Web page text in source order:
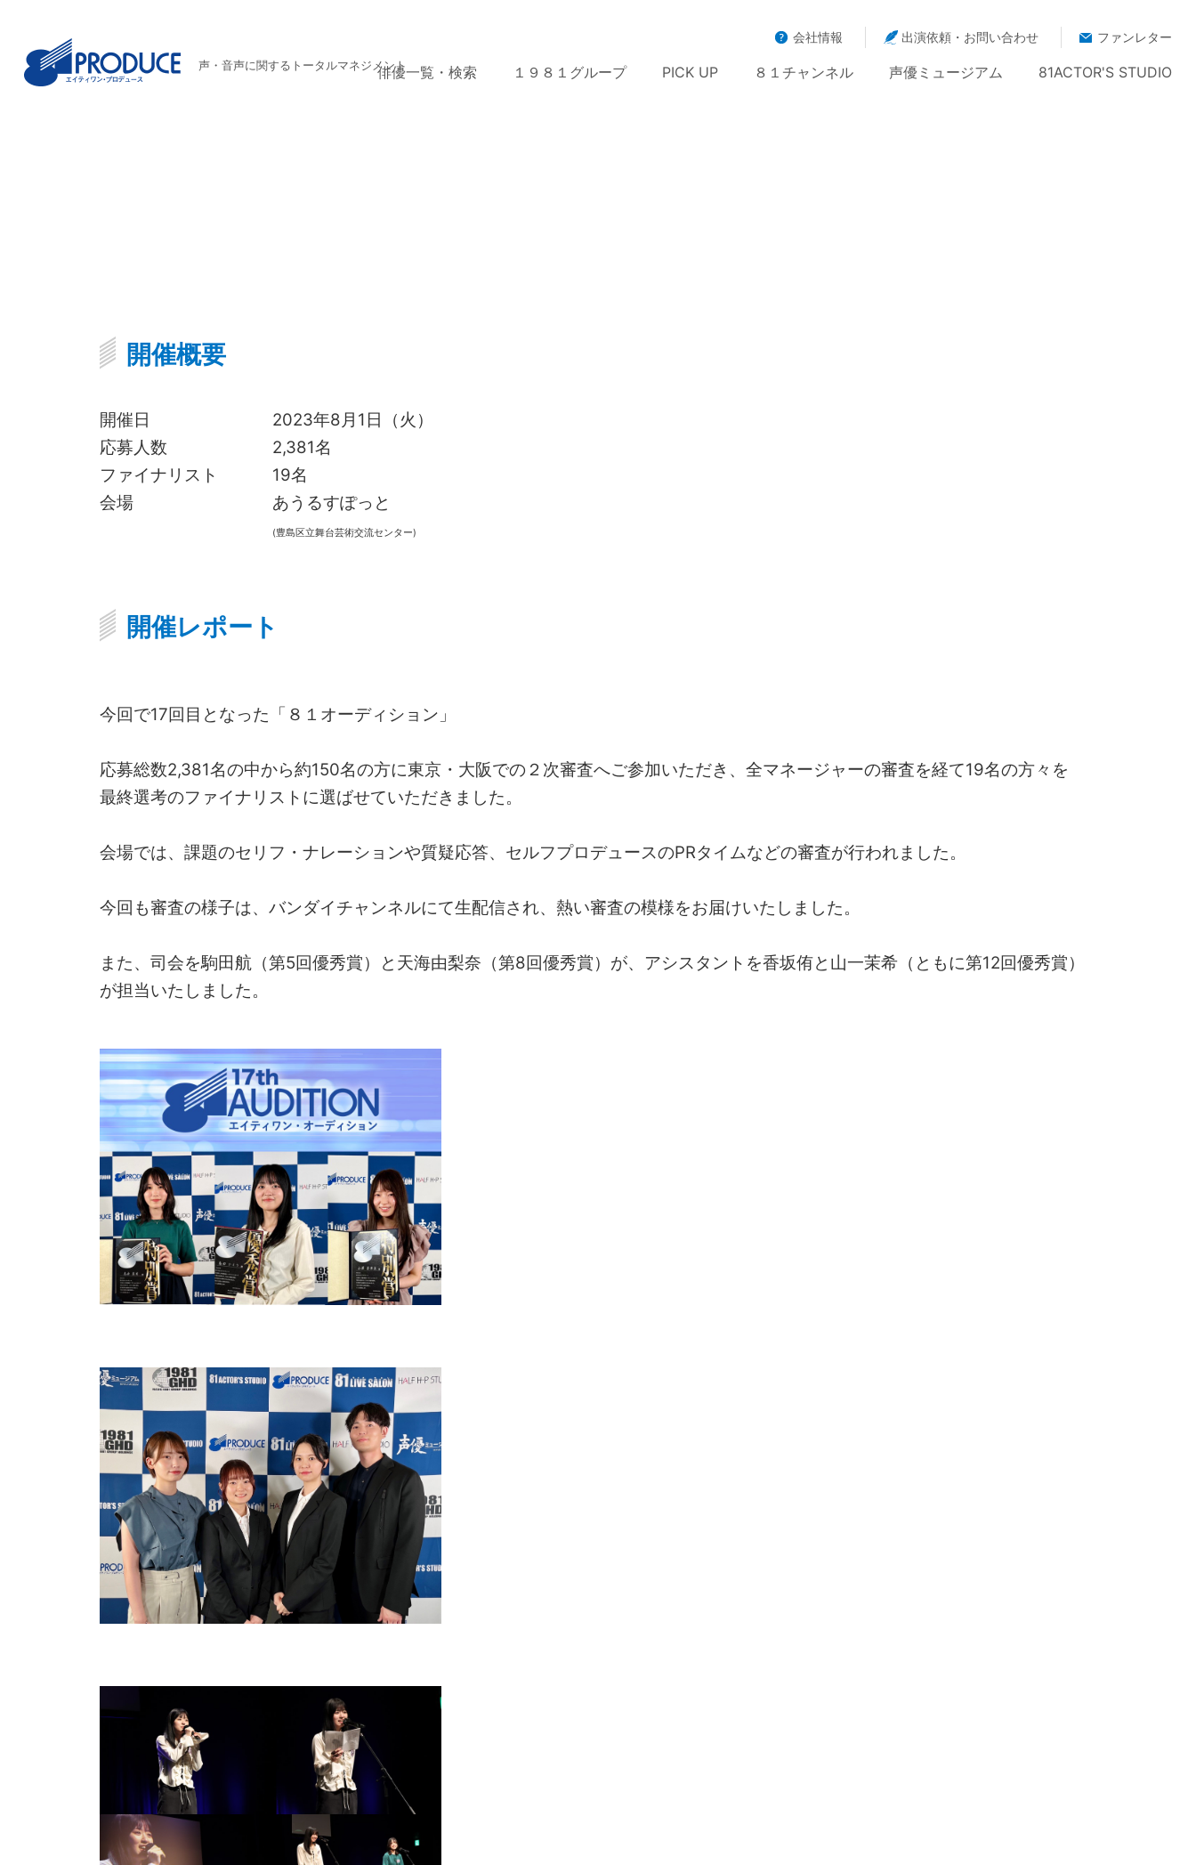
声・音声に関するトータルマネジメント
会社情報 出演依頼・お問い合わせ ファンレター
俳優一覧・検索 １９８１グループ PICK UP ８１チャンネル 声優ミュージアム 81ACTOR'S STUDIO
開催概要
開催日
2023年8月1日（火）
応募人数
2,381名
ファイナリスト
19名
会場
あうるすぽっと
(豊島区立舞台芸術交流センター)
開催レポート
今回で17回目となった「８１オーディション」
応募総数2,381名の中から約150名の方に東京・大阪での２次審査へご参加いただき、全マネージャーの審査を経て19名の方々を
最終選考のファイナリストに選ばせていただきました。
会場では、課題のセリフ・ナレーションや質疑応答、セルフプロデュースのPRタイムなどの審査が行われました。
今回も審査の様子は、バンダイチャンネルにて生配信され、熱い審査の模様をお届けいたしました。
また、司会を駒田航（第5回優秀賞）と 天海由梨奈 （第8回優秀賞）が、アシスタントを香坂侑と 山一茉希（ともに第12回優秀賞）
が担当いたしました。